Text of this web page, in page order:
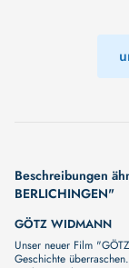
Beschreibungen
BERLICHINGEN"
GÖTZ WIDMANN
Unser neuer Film
Geschichte